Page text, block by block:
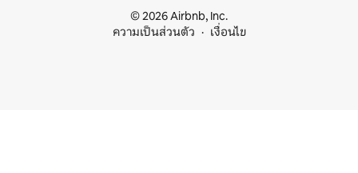
© 2026 Airbnb, Inc.
ความเป็นส่วนตัว
เงื่อนไข